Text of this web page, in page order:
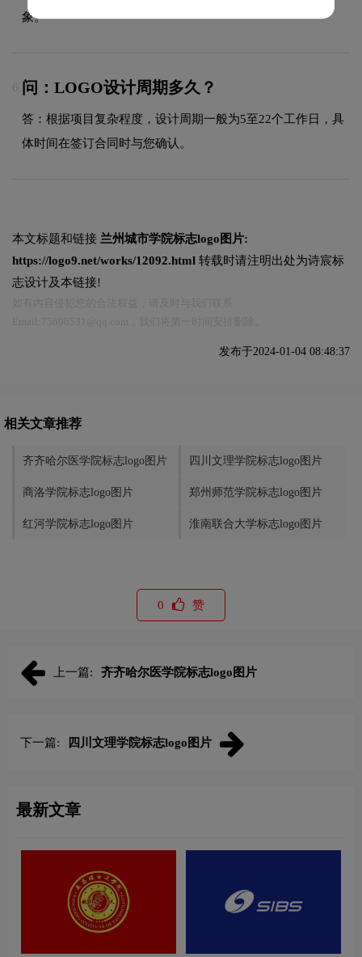
象。
6. 问：LOGO设计周期多久？
答：根据项目复杂程度，设计周期一般为5至22个工作日，具
体时间在签订合同时与您确认。
本文标题和链接 兰州城市学院标志logo图片:
https://logo9.net/works/12092.html 转载时请注明出处为诗宸标
志设计及本链接!
发布于2024-01-04 08:48:37
相关文章推荐
齐齐哈尔医学院标志logo图片 四川文理学院标志logo图片
商洛学院标志logo图片 郑州师范学院标志logo图片
红河学院标志logo图片 淮南联合大学标志logo图片
0 赞
上一篇: 齐齐哈尔医学院标志logo图片
下一篇: 四川文理学院标志logo图片
最新文章